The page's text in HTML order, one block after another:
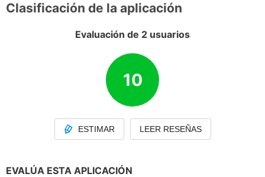
Clasificación de la aplicación
Evaluación de 2 usuarios
10
ESTIMAR LEER RESEÑAS
EVALÚA ESTA APLICACIÓN